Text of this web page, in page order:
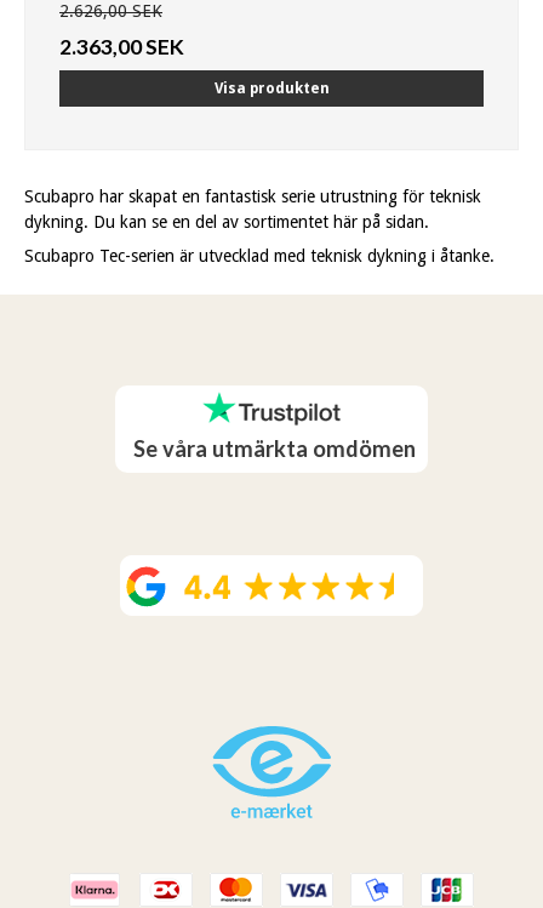
2.626,00 SEK
2.363,00 SEK
Visa produkten
Scubapro har skapat en fantastisk serie utrustning för teknisk
dykning. Du kan se en del av sortimentet här på sidan.
Scubapro Tec-serien är utvecklad med teknisk dykning i åtanke.
Se våra utmärkta omdömen